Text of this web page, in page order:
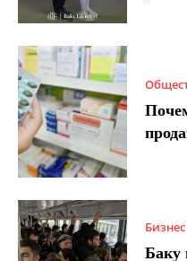
Бизнес
Баку